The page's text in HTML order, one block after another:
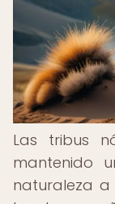
Las tribus
mantenido
naturaleza